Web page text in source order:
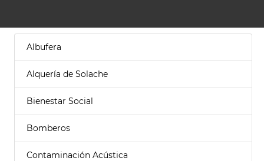
Albufera
Alquería de Solache
Bienestar Social
Bomberos
Contaminación Acústica